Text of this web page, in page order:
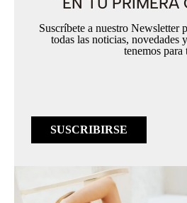
Suscríbete a nuestro Newsletter
todas las noticias, novedades
tenemos para
SUSCRIBIRSE